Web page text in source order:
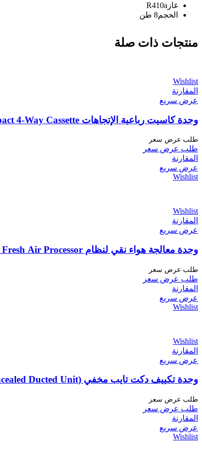
غاز R410a
الحجم8 طن
منتجات ذات صلة
Wishlist
المقارنة
عرض سريع
وحدة كاسيت رباعية الإتجاهات GCHV (Compact 4-Way Cassette) حجم 3 طن
طلب عرض سعر
طلب عرض سعر
المقارنة
عرض سريع
Wishlist
Wishlist
المقارنة
عرض سريع
وحدة معالجة هواء نقي لنظام VRF – GCHV Fresh Air Processor حجم 4 طن
طلب عرض سعر
طلب عرض سعر
المقارنة
عرض سريع
Wishlist
Wishlist
المقارنة
عرض سريع
وحدة تكييف دكت تايب مخفي (Short Ceiling Concealed Ducted Unit) – حجم 1.5 طن لنظام VRF من GCHV
طلب عرض سعر
طلب عرض سعر
المقارنة
عرض سريع
Wishlist